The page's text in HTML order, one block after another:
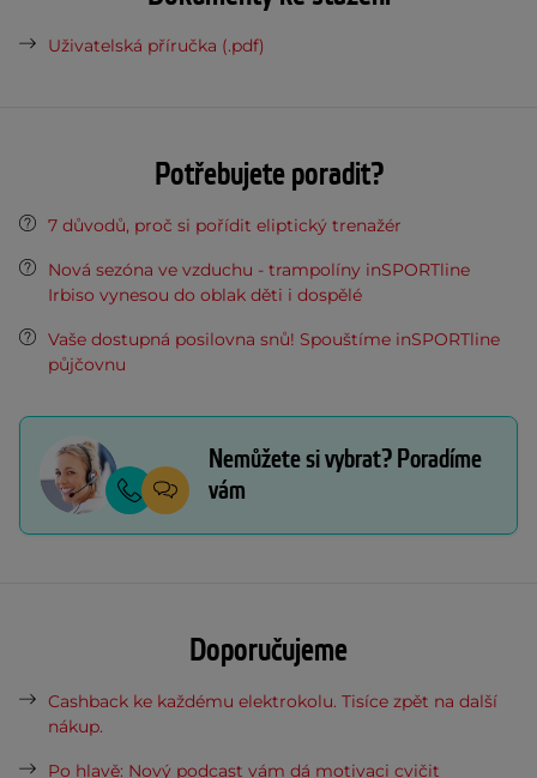
Uživatelská příručka (.pdf)
Potřebujete poradit?
7 důvodů, proč si pořídit eliptický trenažér
Nová sezóna ve vzduchu - trampolíny inSPORTline
Irbiso vynesou do oblak děti i dospělé
Vaše dostupná posilovna snů! Spouštíme inSPORTline
půjčovnu
Nemůžete si vybrat? Poradíme
vám
Doporučujeme
Cashback ke každému elektrokolu. Tisíce zpět na další
nákup.
Po hlavě: Nový podcast vám dá motivaci cvičit